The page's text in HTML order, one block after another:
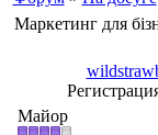
Маркетинг для
Майор